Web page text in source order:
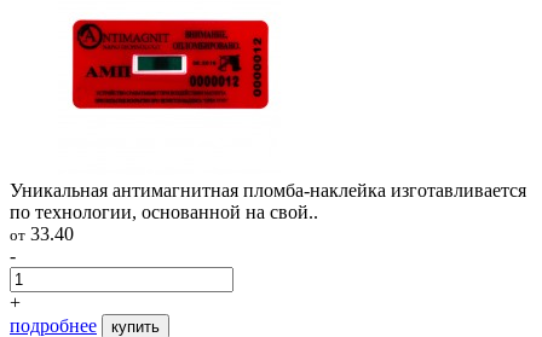
Уникальная антимагнитная пломба-наклейка изготавливается
по технологии, основанной на свой..
от 33.40
-
+
подробнее
купить